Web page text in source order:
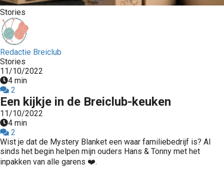
Stories
Redactie Breiclub
Stories
11/10/2022
4 min
2
Een kijkje in de Breiclub-keuken
11/10/2022
4 min
2
Wist je dat de Mystery Blanket een waar familiebedrijf is? Al
sinds het begin helpen mijn ouders Hans & Tonny met het
inpakken van alle garens ❤️.